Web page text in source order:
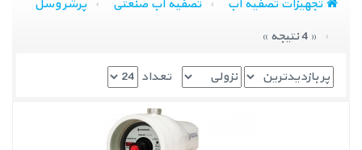
تجهیزات تصفیه آب تصفیه آب صنعتی
پرشر وسل
« 4 نتیجه »
تعداد